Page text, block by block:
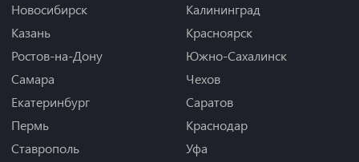
Новосибирск
Казань
Ростов-на-Дону
Самара
Екатеринбург
Пермь
Ставрополь
Калининград
Красноярск
Южно-Сахалинск
Чехов
Саратов
Краснодар
Уфа